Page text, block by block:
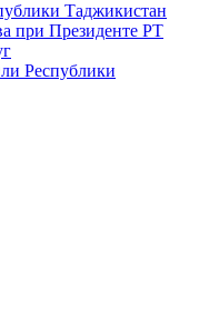
Таджикистан
при Президенте РТ
Республики